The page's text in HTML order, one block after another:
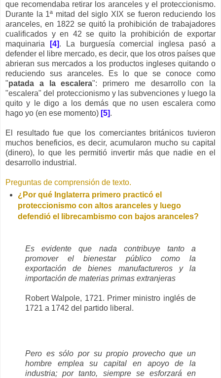
que recomendaba retirar los aranceles y el proteccionismo.
Durante la 1ª mitad del siglo XIX se fueron reduciendo los
aranceles, en 1822 se quitó la prohibición de trabajadores
cualificados y en 42 se quito la prohibición de exportar
maquinaria
[4]. La burguesía comercial inglesa pasó a
defender el libre mercado, es decir, que los otros países que
abrieran sus mercados a los productos ingleses quitando o
reduciendo sus aranceles. Es lo que se conoce como
"patada a la escalera": primero me desarrollo con la
"escalera" del proteccionismo y las subvenciones y luego la
quito y le digo a los demás que no usen escalera como
hago yo (en ese momento) [5].
El resultado fue que los comerciantes británicos tuvieron
muchos beneficios, es decir, acumularon mucho su capital
(dinero), lo que les permitió invertir más que nadie en el
desarrollo industrial.
Preguntas de comprensión de texto.
¿Por qué Inglaterra primero practicó el
proteccionismo con altos aranceles y luego
defendió el librecambismo con bajos aranceles?
Es evidente que nada contribuye tanto a
promover el bienestar público como la
exportación de bienes manufactureros y la
importación de materias primas extranjeras
Robert Walpole, 1721. Primer ministro inglés de
1721 a 1742 del partido liberal.
Pero es sólo por su propio provecho que un
hombre emplea su capital en apoyo de la
industria; por tanto, siempre se esforzará en